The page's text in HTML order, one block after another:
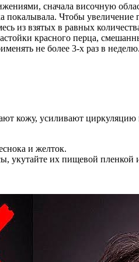
сначала височную
Чтобы
из взятых в равных
красного перца,
не более 3-х раз в неделю.
кожу, усиливают
и желток.
укутайте их пищевой пленкой